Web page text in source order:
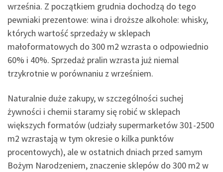
września. Z początkiem grudnia dochodzą do tego
pewniaki prezentowe: wina i droższe alkohole: whisky,
których wartość sprzedaży w sklepach
małoformatowych do 300 m2 wzrasta o odpowiednio
60% i 40%. Sprzedaż pralin wzrasta już niemal
trzykrotnie w porównaniu z wrześniem.
Naturalnie duże zakupy, w szczególności suchej
żywności i chemii staramy się robić w sklepach
większych formatów (udziały supermarketów 301-2500
m2 wzrastają w tym okresie o kilka punktów
procentowych), ale w ostatnich dniach przed samym
Bożym Narodzeniem, znaczenie sklepów do 300 m2 w